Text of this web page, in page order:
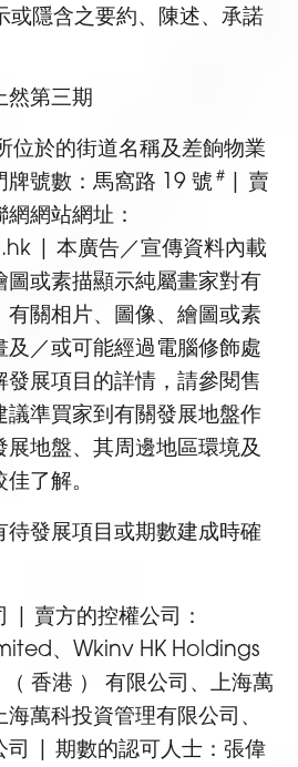
或隱含之要約、陳述、承諾
然第三期
於的街道名稱及差餉物業
號數：馬窩路 19 號 ＃ | 賣
網站網址：
| 本廣告／宣傳資料內載
圖或素描顯⽰純屬畫家對有
有關相片、圖像、繪圖或素
／或可能經過電腦修飾處
展項目的詳情，請參閱售
議準買家到有關發展地盤作
地盤、其周邊地區環境及
了解。
待發展項目或期數建成時確
| 賣方的控權公司：
、Wkinv HK Holdings
香港 ） 有限公司、上海萬
萬科投資管理有限公司、
司 | 期數的認可人士：張偉